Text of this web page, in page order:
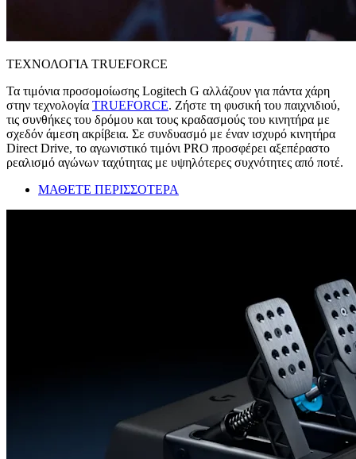
ΤΕΧΝΟΛΟΓΙΑ TRUEFORCE
Τα τιμόνια προσομοίωσης Logitech G αλλάζουν για πάντα χάρη
στην τεχνολογία TRUEFORCE. Ζήστε τη φυσική του παιχνιδιού,
τις συνθήκες του δρόμου και τους κραδασμούς του κινητήρα με
σχεδόν άμεση ακρίβεια. Σε συνδυασμό με έναν ισχυρό κινητήρα
Direct Drive, το αγωνιστικό τιμόνι PRO προσφέρει αξεπέραστο
ρεαλισμό αγώνων ταχύτητας με υψηλότερες συχνότητες από ποτέ.
ΜΑΘΕΤΕ ΠΕΡΙΣΣΟΤΕΡΑ